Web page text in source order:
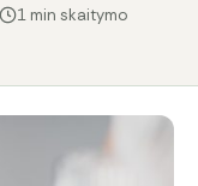
1 min skaitymo